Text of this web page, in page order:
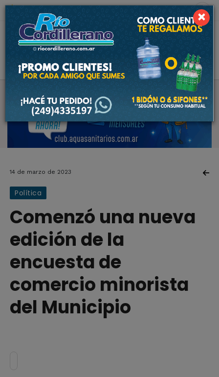
8.1 ºC 8 de agosto de 2026
14 de marzo de 2023
Política
Comenzó una nueva
edición de la
encuesta de
comercio minorista
del Municipio
×